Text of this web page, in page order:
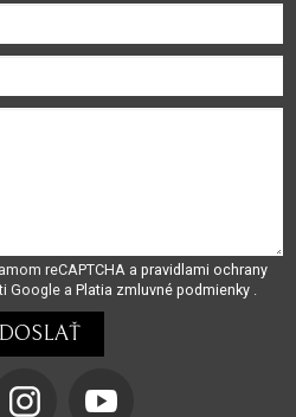
reCAPTCHA a pravidlami ochrany
Google a Platia zmluvné podmienky .